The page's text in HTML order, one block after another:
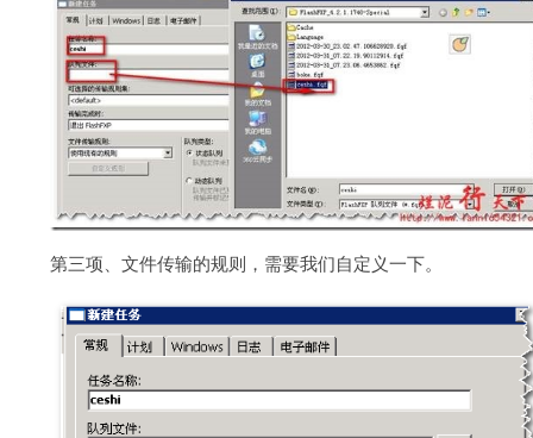
第三项、文件传输的规则，需要我们自定义一下。